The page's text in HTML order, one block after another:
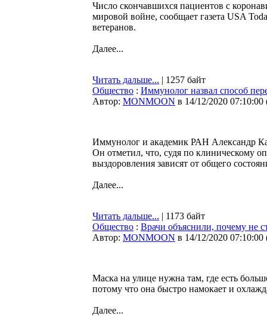
Число скончавшихся пациентов с
мировой войне, сообщает газета USA
ветеранов.
Далее...
Читать дальше... | 1257 байт
Общество : Иммунолог назвал способ
Автор: MONMOON в 14/12/2020 07:10:00
Иммунолог и академик РАН Александр
Он отметил, что, судя по клиническому
выздоровления зависят от общего
Далее...
Читать дальше... | 1173 байт
Общество : Врачи объяснили, почему не
Автор: MONMOON в 14/12/2020 07:10:00
Маска на улице нужна там, где есть
потому что она быстро намокает и
Далее...